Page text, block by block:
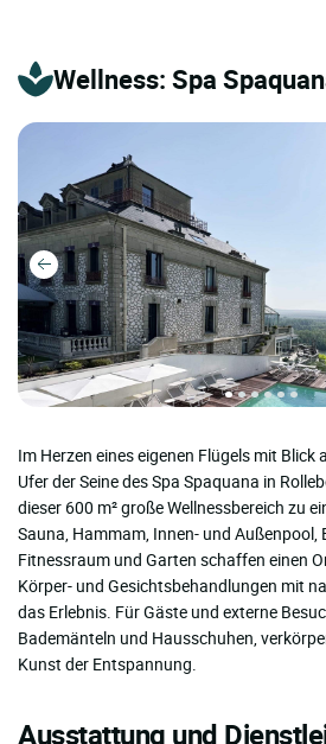
Wellness: Spa
Im Herzen eines eigenen Flügels mit Blick
Ufer der Seine des Spa Spaquana in
dieser 600 m² große Wellnessbereich zu
Sauna, Hammam, Innen- und Außenpool,
Fitnessraum und Garten schaffen einen
Körper- und Gesichtsbehandlungen mit
das Erlebnis. Für Gäste und externe
Bademänteln und Hausschuhen,
Kunst der Entspannung.
Ausstattung und